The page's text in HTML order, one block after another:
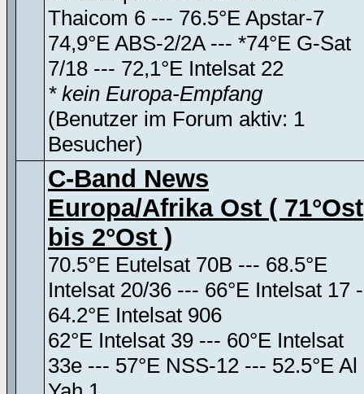
Thaicom 6 --- 76.5°E Apstar-7
74,9°E ABS-2/2A --- *74°E G-Sat
7/18 --- 72,1°E Intelsat 22
* kein Europa-Empfang
(Benutzer im Forum aktiv: 1
Besucher)
C-Band News
Europa/Afrika Ost ( 71°Ost
bis 2°Ost )
70.5°E Eutelsat 70B --- 68.5°E
Intelsat 20/36 --- 66°E Intelsat 17
64.2°E Intelsat 906
62°E Intelsat 39 --- 60°E Intelsat
33e --- 57°E NSS-12 --- 52.5°E Al